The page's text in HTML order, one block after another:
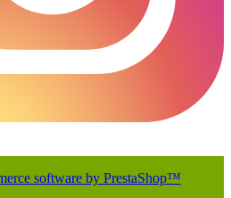
software by PrestaShop™